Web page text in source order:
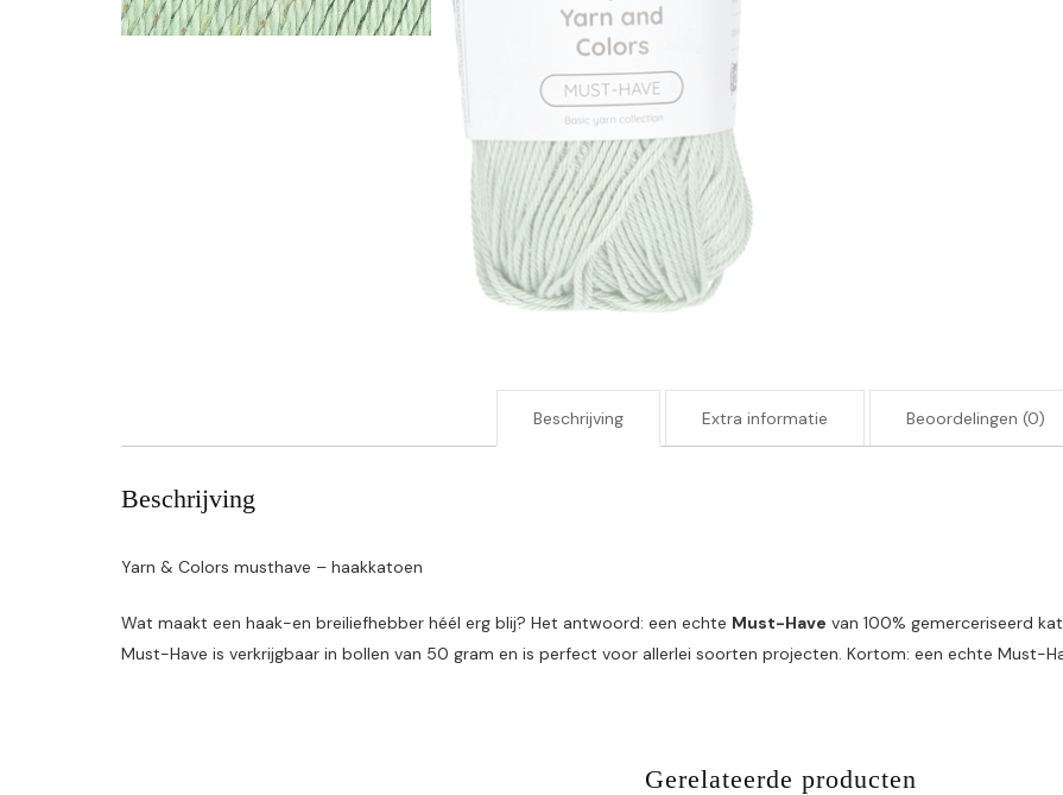
Beschrijving Extra informatie Beoordelingen (0)
Beschrijving
Yarn & Colors musthave – haakkatoen
Wat maakt een haak-en breiliefhebber héél erg blij? Het antwoord: een echte Must-Have van 100% gemerceriseerd
Must-Have is verkrijgbaar in bollen van 50 gram en is perfect voor allerlei soorten projecten. Kortom: een echte Must-
Gerelateerde producten